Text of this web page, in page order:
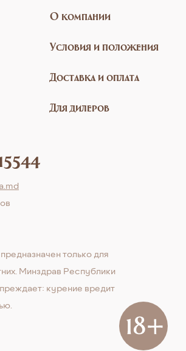
О компании
Условия и положения
Доставка и оплата
Для дилеров
только для
Минздрав Республики
курение вредит